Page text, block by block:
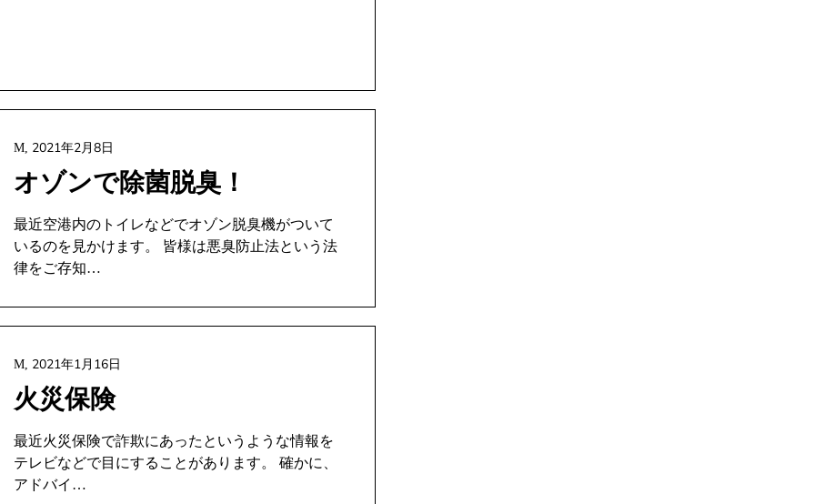
オゾンで除菌脱臭！
M, 2021年2月8日
最近空港内のトイレなどでオゾン脱臭機がついて
いるのを見かけます。 皆様は悪臭防止法という法
律をご存知…
火災保険
M, 2021年1月16日
最近火災保険で詐欺にあったというような情報を
テレビなどで目にすることがあります。 確かに、
アドバイ…